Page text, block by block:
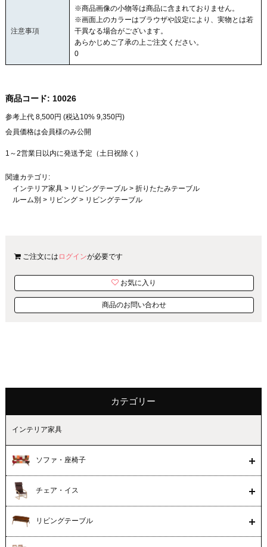
注意事項
※商品画像の小物等は商品に含まれておりません。
※画面上のカラーはブラウザや設定により、実物とは若
干異なる場合がございます。
あらかじめご了承の上ご注文ください。
0
商品コード: 10026
参考上代 8,500円 (税込10% 9,350円)
会員価格は会員様のみ公開
1～2営業日以内に発送予定（土日祝除く）
関連カテゴリ:
インテリア家具> リビングテーブル> 折りたたみテーブル
ルーム別 > リビング> リビングテーブル
ご注文には ログインが必要です
お気に入り
商品のお問い合わせ
カテゴリー
インテリア家具
ソファ・座椅子
チェア・イス
リビングテーブル